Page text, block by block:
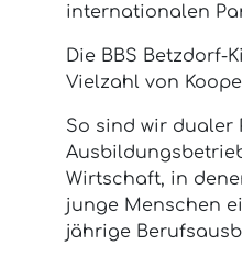
internationalen
Die BBS Betzdorf-
Vielzahl von
So sind wir dualer
Wirtschaft, in
junge Menschen
jährige